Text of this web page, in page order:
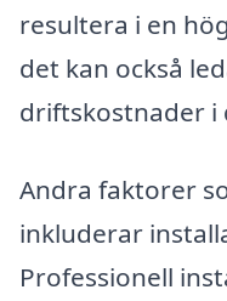
resultera i en
det kan också
driftskostnader i
Andra faktorer
inkluderar
Professionell